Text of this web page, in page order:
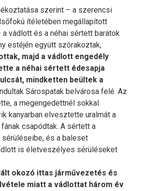
szerint – a szerencsi
ítéletében megállapított
vádlott és a néhai sértett barátok
estéjén együtt szórakoztak,
majd a vádlott engedély
a néhai sértett édesapja
mindketten beültek a
Sárospatak belvárosa felé. Az
a megengedettnél sokkal
kanyarban elvesztette uralmát a
csapódtak. A sértett a
és a baleset
is életveszélyes sérüléseket
okozó ittas járművezetés és
miatt a vádlottat három év